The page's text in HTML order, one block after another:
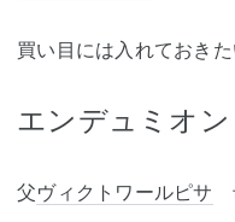
買い目には入れておき
エンデュミオン
父ヴィクトワールピサ